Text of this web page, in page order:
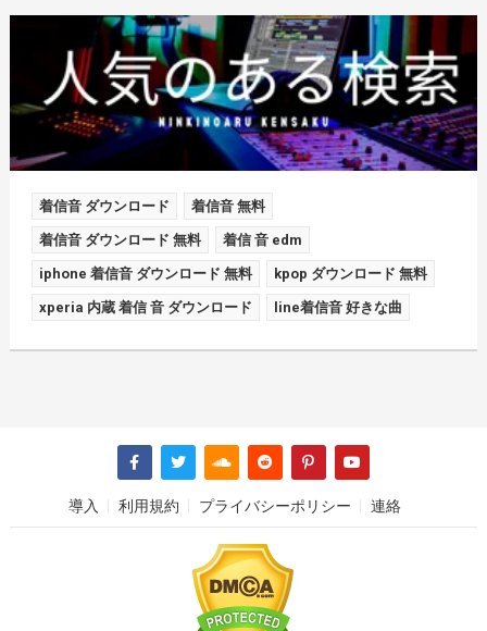
着信音 ダウンロード 着信音 無料
着信音 ダウンロード 無料 着信 音 edm
iphone 着信音 ダウンロード 無料 kpop ダウンロード 無料
xperia 内蔵 着信 音 ダウンロード line着信音 好きな曲
導入 利用規約 プライバシーポリシー 連絡